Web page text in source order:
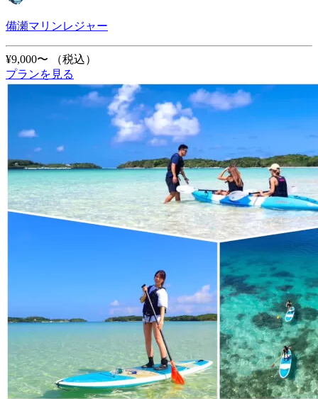
備瀬マリンレジャー
¥9,000〜
（税込）
プランを見る